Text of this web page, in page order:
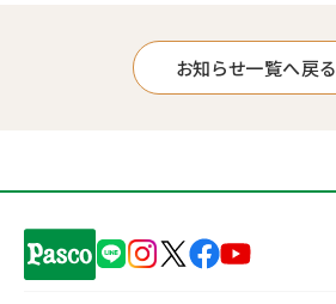
お知らせ一覧へ戻る